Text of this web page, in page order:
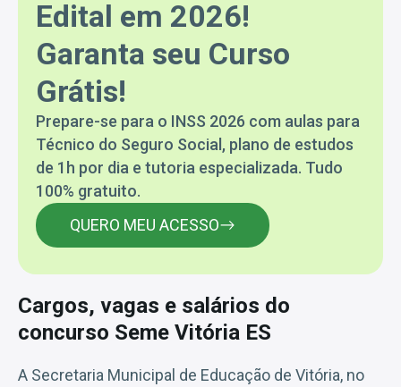
Edital em 2026!
Garanta seu Curso
Grátis!
Prepare-se para o INSS 2026 com aulas para
Técnico do Seguro Social, plano de estudos
de 1h por dia e tutoria especializada. Tudo
100% gratuito.
QUERO MEU ACESSO
Cargos, vagas e salários do
concurso Seme Vitória ES
A Secretaria Municipal de Educação de Vitória, no